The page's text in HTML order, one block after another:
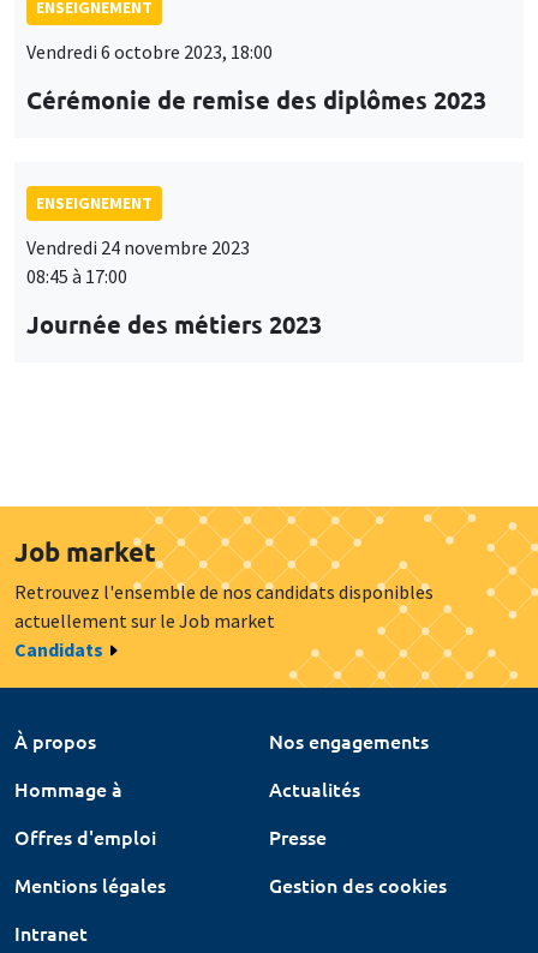
ENSEIGNEMENT
Vendredi 6 octobre 2023, 18:00
Cérémonie de remise des diplômes 2023
ENSEIGNEMENT
Vendredi 24 novembre 2023
08:45 à 17:00
Journée des métiers 2023
Job market
Retrouvez l'ensemble de nos candidats disponibles
actuellement sur le Job market
Candidats
À propos
Nos engagements
Hommage à
Actualités
Offres d'emploi
Presse
Mentions légales
Gestion des cookies
Intranet